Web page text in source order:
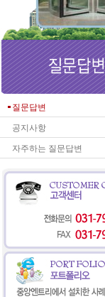
질문답변
공지사항
자주하는 질문답변